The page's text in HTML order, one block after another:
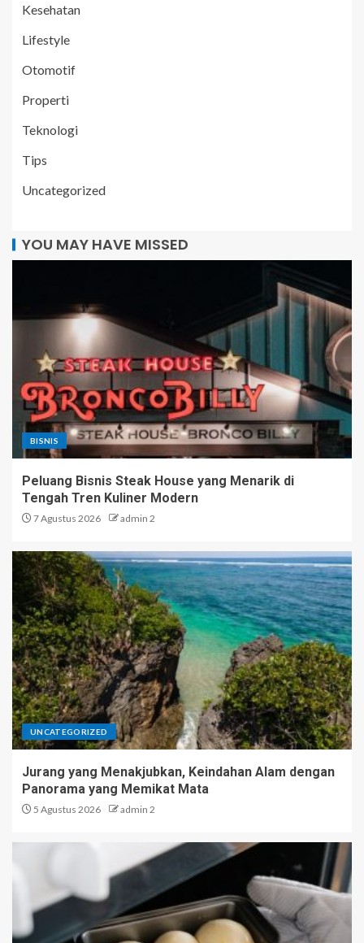
Kesehatan
Lifestyle
Otomotif
Properti
Teknologi
Tips
Uncategorized
YOU MAY HAVE MISSED
BISNIS
Peluang Bisnis Steak House yang Menarik di
Tengah Tren Kuliner Modern
7 Agustus 2026 admin 2
UNCATEGORIZED
Jurang yang Menakjubkan, Keindahan Alam dengan
Panorama yang Memikat Mata
5 Agustus 2026 admin 2